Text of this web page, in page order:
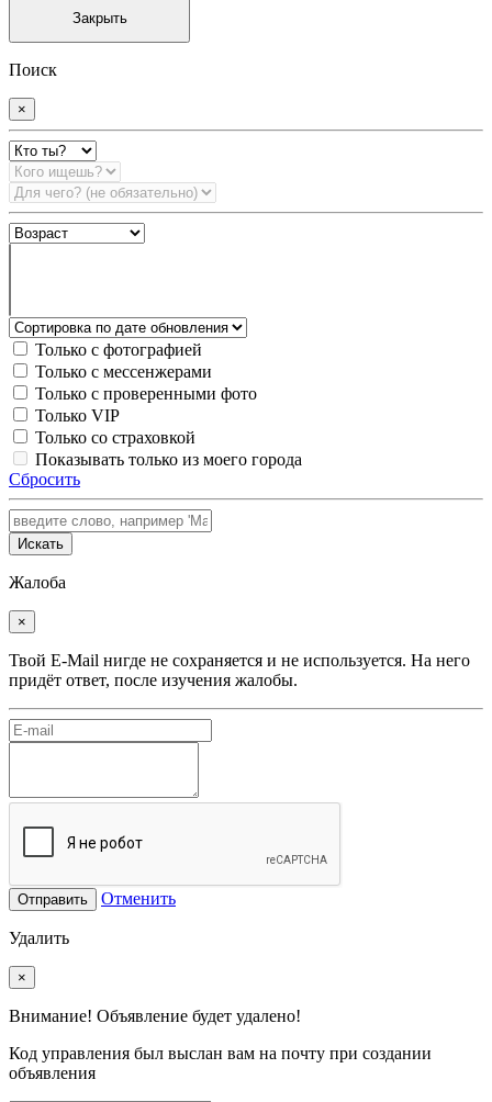
Закрыть
Поиск
×
Только с фотографией
Только с мессенжерами
Только с проверенными фото
Только VIP
Только со страховкой
Показывать только из моего города
Сбросить
Искать
Жалоба
×
Твой E-Mail нигде не сохраняется и не используется. На него
придёт ответ, после изучения жалобы.
Отправить Отменить
Удалить
×
Внимание! Объявление будет удалено!
Код управления был выслан вам на почту при создании
объявления